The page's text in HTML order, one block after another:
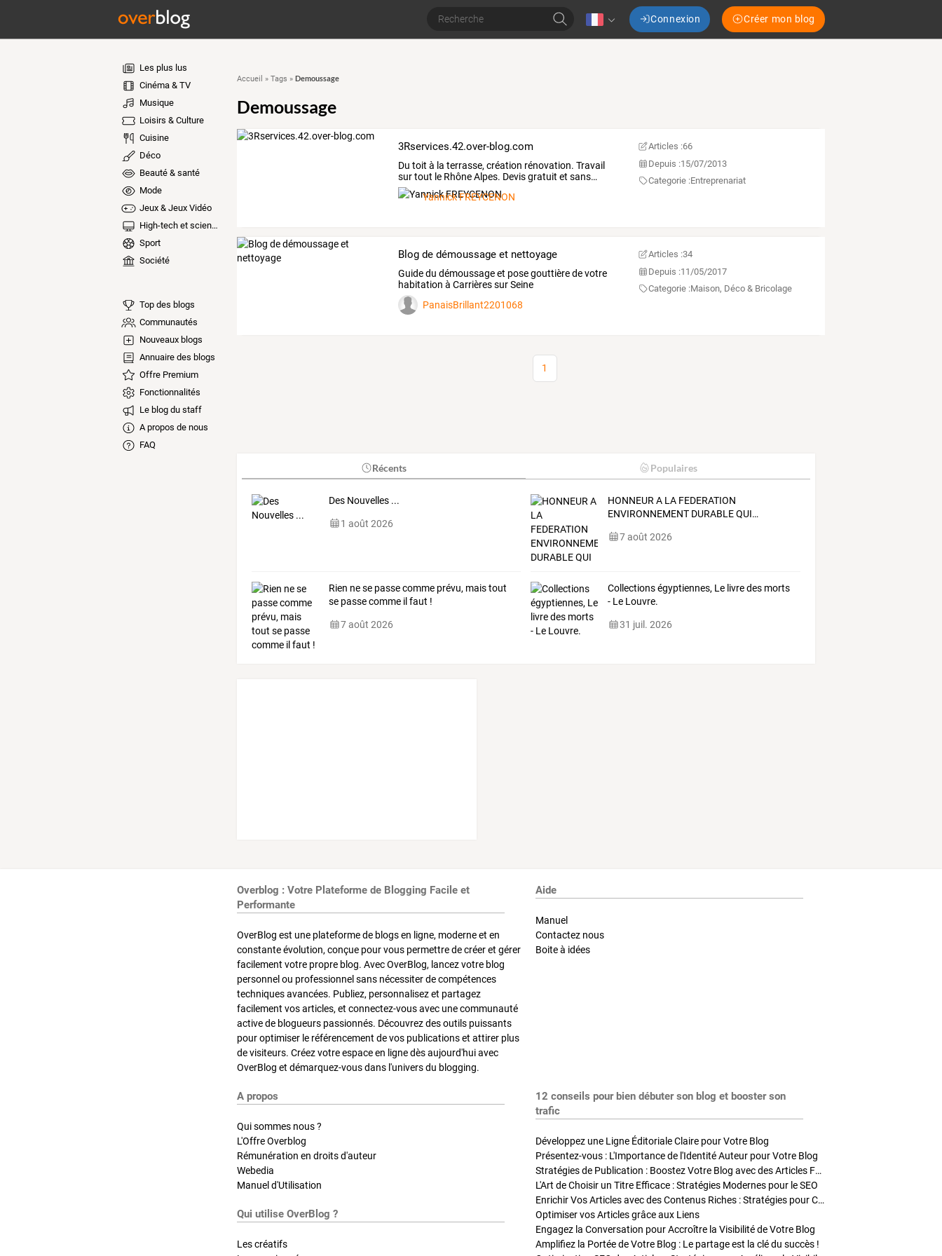
Connexion Créer mon blog
Les plus lus
Cinéma & TV
Musique
Loisirs & Culture
Cuisine
Déco
Beauté & santé
Mode
Jeux & Jeux Vidéo
High-tech et sciences
Sport
Société
Top des blogs
Communautés
Nouveaux blogs
Annuaire des blogs
Offre Premium
Fonctionnalités
Le blog du staff
A propos de nous
FAQ
Accueil » Tags » Demoussage
Demoussage
3Rservices.42.over-blog.com
Du toit à la terrasse, création rénovation. Travail
surtout le RhôneAlpes. Devisgratuit et sans…
Yannick FREYCENON
Articles :66
Depuis :15/07/2013
Categorie :Entreprenariat
Blog de démoussage et nettoyage
Guide du démoussage et pose gouttière de votre
habitation à Carrières sur Seine
PanaisBrillant2201068
Articles :34
Depuis :11/05/2017
Categorie :Maison, Déco & Bricolage
1
Récents Populaires
Des Nouvelles ...
1 août 2026
HONNEUR A LA FEDERATION
ENVIRONNEMENT DURABLEQUI…
7 août 2026
Rien ne se passe comme prévu, mais tout
se passe comme il faut !
7 août 2026
Collections égyptiennes, Le livre des morts
- Le Louvre.
31 juil. 2026
Overblog : Votre Plateforme de Blogging Facile et
Performante
OverBlog est une plateforme de blogs en ligne, moderne et en
constante évolution, conçue pour vous permettre de créer et gérer
facilement votre propre blog. Avec OverBlog, lancez votre blog
personnel ou professionnel sans nécessiter de compétences
techniques avancées. Publiez, personnalisez et partagez
facilement vos articles, et connectez-vous avec une communauté
active de blogueurs passionnés. Découvrez des outils puissants
pour optimiser le référencement de vos publications et attirer plus
de visiteurs. Créez votre espace en ligne dès aujourd'hui avec
OverBlog et démarquez-vous dans l'univers du blogging.
Aide
Manuel
Contactez nous
Boite à idées
A propos
Qui sommes nous ?
L'Offre Overblog
Rémunération en droits d'auteur
Webedia
Manuel d'Utilisation
Qui utilise OverBlog ?
Les créatifs
12 conseils pour bien débuter son blog et booster son
trafic
Développez une Ligne Éditoriale Claire pour Votre Blog
Présentez-vous : L'Importance de l'Identité Auteur pour Votre Blog
Stratégies de Publication : Boostez Votre Blog avec des Articles Fréquents et Exclusifs
L'Art de Choisir un Titre Efficace : Stratégies Modernes pour le SEO
Enrichir Vos Articles avec des Contenus Riches : Stratégies pour Captiver et Optimiser
Optimiser vos Articles grâce aux Liens
Engagez la Conversation pour Accroître la Visibilité de Votre Blog
Amplifiez la Portée de Votre Blog : Le partage est la clé du succès !